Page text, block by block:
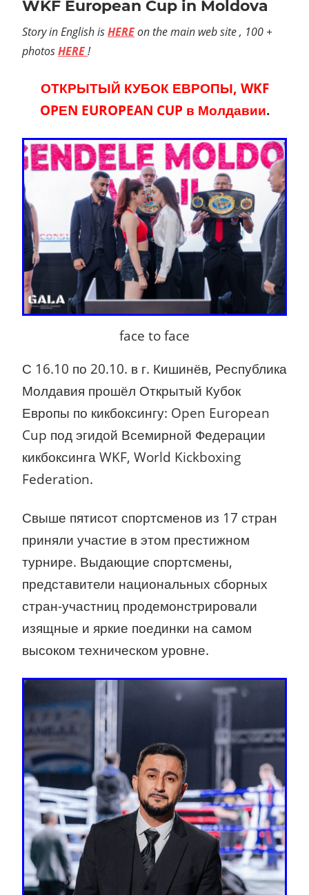
WKF European Cup in Moldova
Story in English isHEREon the main web site , 100 +
photosHERE!
ОТКРЫТЫЙ КУБОК ЕВРОПЫ, WKF
OPЕN EUROPEAN CUP в Молдавии.
face to face
С 16.10 по 20.10. в г. Кишинёв, Республика
Молдавия прошёл Открытый Кубок
Европы по кикбоксингу: Open European
Cup под эгидой Всемирной Федерации
кикбоксинга WKF, World Kickboxing
Federation.
Свыше пятисот спортсменов из 17 стран
приняли участие в этом престижном
турнире. Выдающие спортсмены,
представители национальных сборных
стран-участниц продемонстрировали
изящные и яркие поединки на самом
высоком техническом уровне.